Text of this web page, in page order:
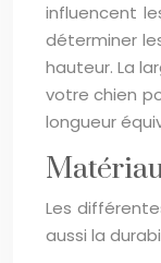
influencent
déterminer
hauteur. La
votre chien
longueur
Les
aussi la